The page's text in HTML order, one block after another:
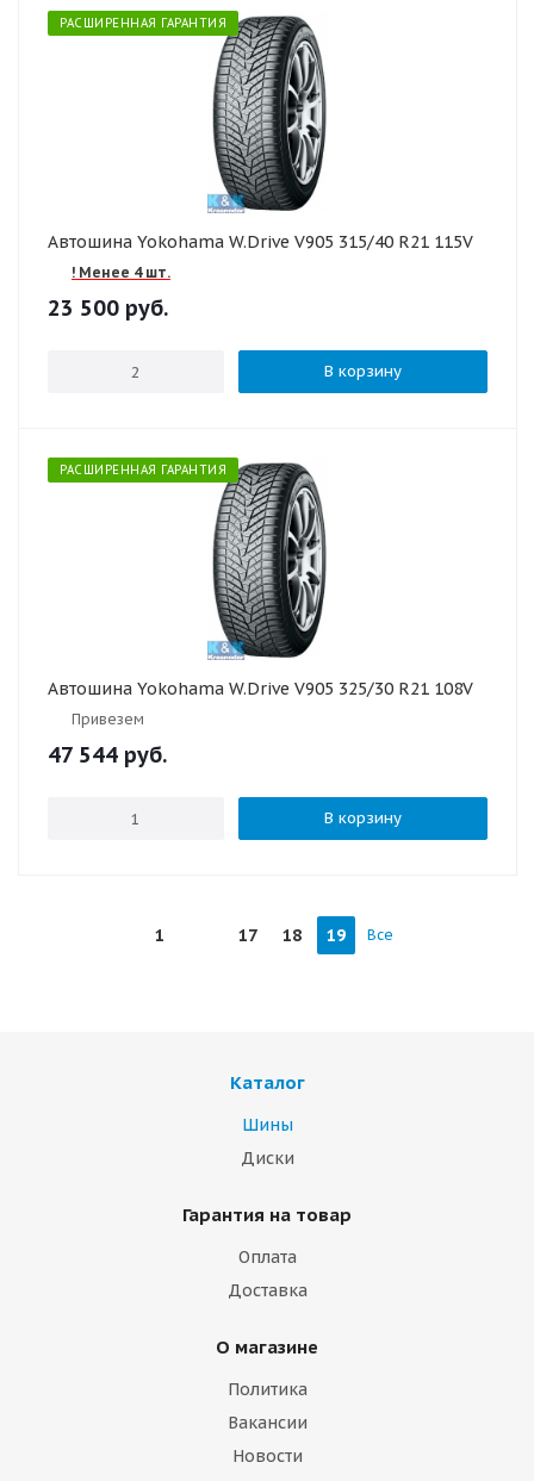
РАСШИРЕННАЯ ГАРАНТИЯ
Автошина Yokohama W.Drive V905 315/40 R21 115V
! Менее 4 шт.
23 500 руб.
В корзину
РАСШИРЕННАЯ ГАРАНТИЯ
Автошина Yokohama W.Drive V905 325/30 R21 108V
Привезем
47 544 руб.
В корзину
1 17 18 19 Все
Каталог
Шины
Диски
Гарантия на товар
Оплата
Доставка
О магазине
Политика
Вакансии
Новости